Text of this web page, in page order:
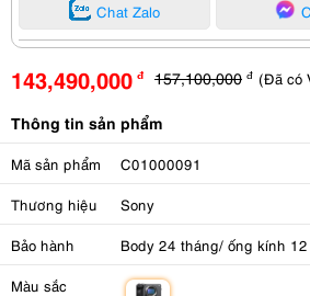
Chat Zalo
143,490,000 đ 157,100,000 đ (Đã có
Thông tin sản phẩm
Mã sản phẩm C01000091
Thương hiệu Sony
Bảo hành Body 24 tháng/ ống kính
Màu sắc